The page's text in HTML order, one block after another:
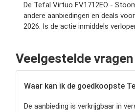
De Tefal Virtuo FV1712EO -
andere aanbiedingen en deals
2026. Is de actie inmiddels
Veelgestelde
Waar kan ik de goedkoopste
De aanbieding is verkrijgbaar in